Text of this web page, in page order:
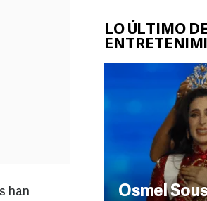
LO ÚLTIMO
Osmel
han